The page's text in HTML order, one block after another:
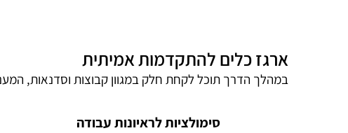
ארגז כלים להתקדמות אמיתית
במהלך הדרך תוכל לקחת חלק במגוון קבוצות וסדנאות,
סימולציות לראיונות עבודה